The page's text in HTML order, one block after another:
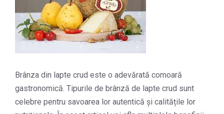
Brânza din lapte crud este o adevărată comoară
gastronomică. Tipurile de brânză de lapte crud sunt
celebre pentru savoarea lor autentică și calitățile lor